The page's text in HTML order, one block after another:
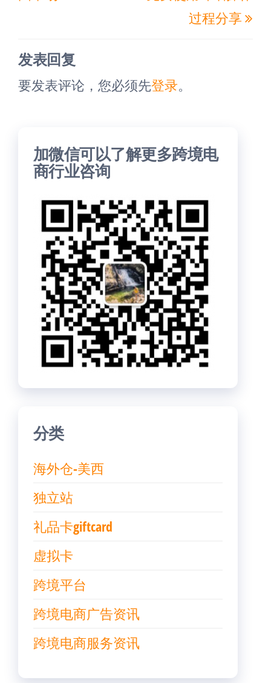
过程分享
发表回复
要发表评论，您必须先登录。
加微信可以了解更多跨境电
商行业咨询
分类
海外仓-美西
独立站
礼品卡giftcard
虚拟卡
跨境平台
跨境电商广告资讯
跨境电商服务资讯